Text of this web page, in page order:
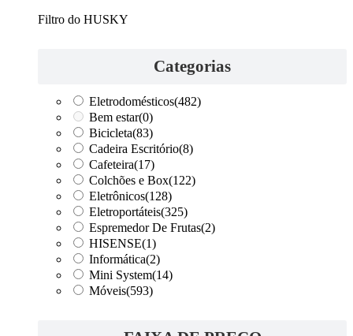
Filtro do HUSKY
Categorias
Eletrodomésticos(482)
Bem estar(0)
Bicicleta(83)
Cadeira Escritório(8)
Cafeteira(17)
Colchões e Box(122)
Eletrônicos(128)
Eletroportáteis(325)
Espremedor De Frutas(2)
HISENSE(1)
Informática(2)
Mini System(14)
Móveis(593)